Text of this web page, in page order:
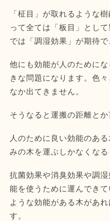
「柾目」が取れるような
って全ては「板目」とし
では「調湿効果」が期待で
他にも効能が人のために
きな問題になります。色
なか出てきません。
そうなると運搬の距離と
人のために良い効能のあ
みの木を運ぶしかなくなる
抗菌効果や消臭効果や調
能を使うために運んでき
ような効能がある木があ
す。